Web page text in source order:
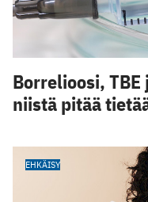
Borrelioosi,
niistä pitää
EHKÄISY